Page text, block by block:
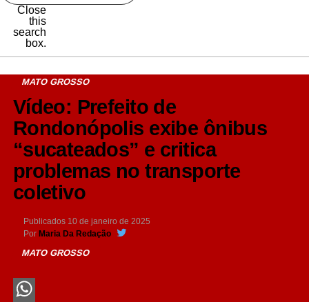
Close
this
search
box.
MATO GROSSO
Vídeo: Prefeito de
Rondonópolis exibe ônibus
“sucateados” e critica
problemas no transporte
coletivo
Publicados 10 de janeiro de 2025
Por Maria Da Redação
MATO GROSSO